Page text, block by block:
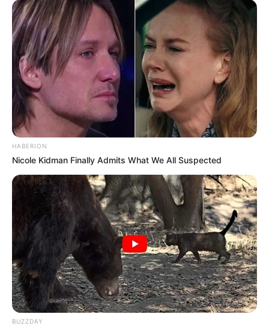
Parkanlagen sowie ihren eleganten
Kureinrichtungen gehört die ehemalige
Weltkurstadt zu den vornehmsten Städten Deutschlands.
Wahrzeichensind das Kurhaus und dieRussisch-
Orthodoxe Kirche
. Bei einem Stadtrundgang gibt es sehr
viel zu sehen. Deshalb empfehlen wir vorher den Kauf
einesReiseführers.
Schloss Biebrich
die mit einem großen Schlosspark
ausgestattete ehemalige Residenz der
Herzöge von Hessen-Nassau zu den bedeutendsten
Barockschlössern am Rhein.
Bergbahn Neroberg in Wiesbaden
Eine historische, nur mit Wasserballast
angetriebene Standseilbahn zum
Neroberg in Wiesbaden, auf dem auch
eine berühmte Russische Kirche steht.
HABERION
Nicole Kidman Finally Admits What We All Suspected
BUZZDAY